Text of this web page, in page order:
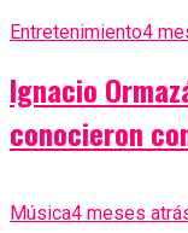
Entretenimiento4
Ignacio
conocieron
Música4 meses